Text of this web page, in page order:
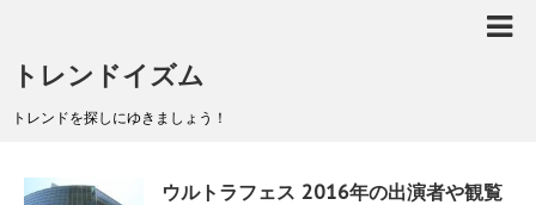
トレンドイズム
トレンドを探しにゆきましょう！
ウルトラフェス 2016年の出演者や観覧